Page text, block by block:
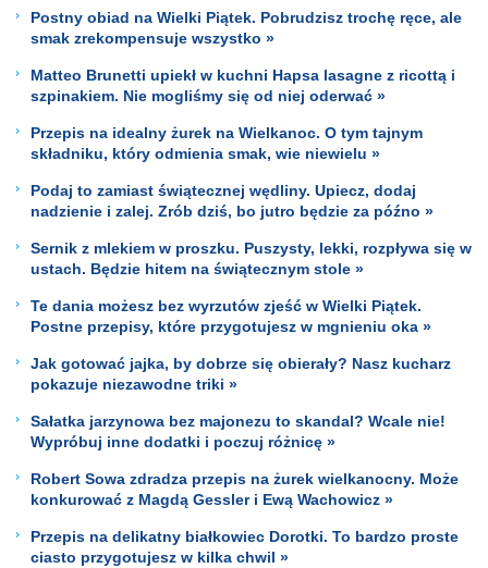
Postny obiad na Wielki Piątek. Pobrudzisz trochę ręce, ale
smak zrekompensuje wszystko »
Matteo Brunetti upiekł w kuchni Hapsa lasagne z ricottą i
szpinakiem. Nie mogliśmy się od niej oderwać »
Przepis na idealny żurek na Wielkanoc. O tym tajnym
składniku, który odmienia smak, wie niewielu »
Podaj to zamiast świątecznej wędliny. Upiecz, dodaj
nadzienie i zalej. Zrób dziś, bo jutro będzie za późno »
Sernik z mlekiem w proszku. Puszysty, lekki, rozpływa się w
ustach. Będzie hitem na świątecznym stole »
Te dania możesz bez wyrzutów zjeść w Wielki Piątek.
Postne przepisy, które przygotujesz w mgnieniu oka »
Jak gotować jajka, by dobrze się obierały? Nasz kucharz
pokazuje niezawodne triki »
Sałatka jarzynowa bez majonezu to skandal? Wcale nie!
Wypróbuj inne dodatki i poczuj różnicę »
Robert Sowa zdradza przepis na żurek wielkanocny. Może
konkurować z Magdą Gessler i Ewą Wachowicz »
Przepis na delikatny białkowiec Dorotki. To bardzo proste
ciasto przygotujesz w kilka chwil »